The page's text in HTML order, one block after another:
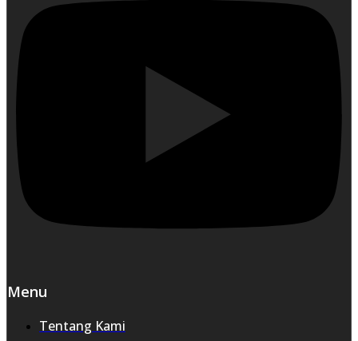
Menu
Tentang Kami